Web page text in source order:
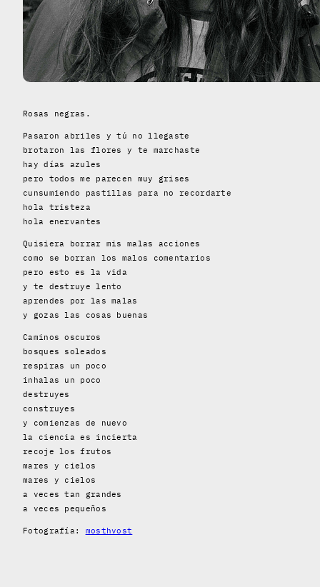
Rosas negras.
Pasaron abriles y tú no llegaste
brotaron las flores y te marchaste
hay días azules
pero todos me parecen muy grises
cunsumiendo pastillas para no recordarte
hola tristeza
hola enervantes
Quisiera borrar mis malas acciones
como se borran los malos comentarios
pero esto es la vida
y te destruye lento
aprendes por las malas
y gozas las cosas buenas
Caminos oscuros
bosques soleados
respiras un poco
inhalas un poco
destruyes
construyes
y comienzas de nuevo
la ciencia es incierta
recoje los frutos
mares y cielos
mares y cielos
a veces tan grandes
a veces pequeños
Fotografía: mosthvost